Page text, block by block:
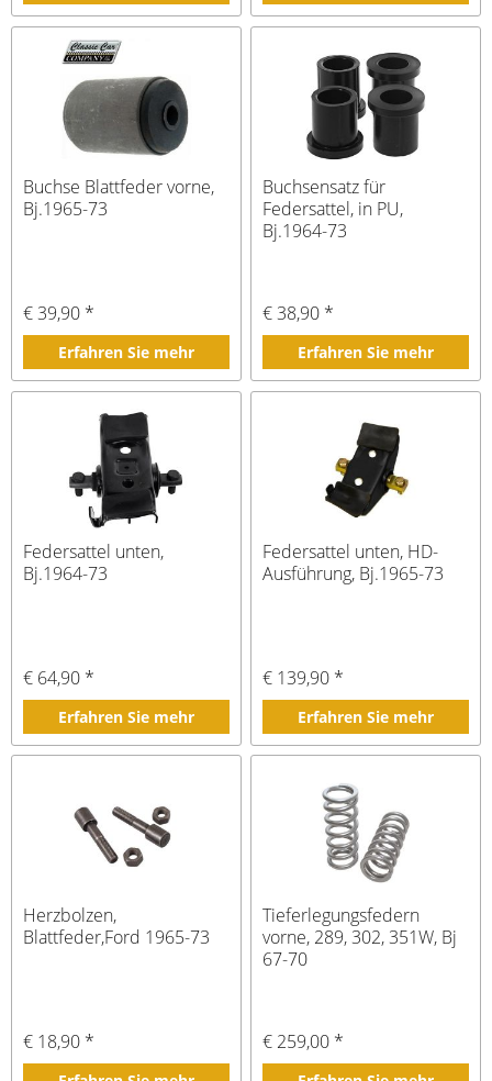
Buchse Blattfeder vorne,
Bj.1965-73
€ 39,90 *
Erfahren Sie mehr
Buchsensatz für
Federsattel, in PU,
Bj.1964-73
€ 38,90 *
Erfahren Sie mehr
Federsattel unten,
Bj.1964-73
€ 64,90 *
Erfahren Sie mehr
Federsattel unten, HD-
Ausführung, Bj.1965-73
€ 139,90 *
Erfahren Sie mehr
Herzbolzen,
Blattfeder,Ford 1965-73
€ 18,90 *
Tieferlegungsfedern
vorne, 289, 302, 351W, Bj
67-70
€ 259,00 *